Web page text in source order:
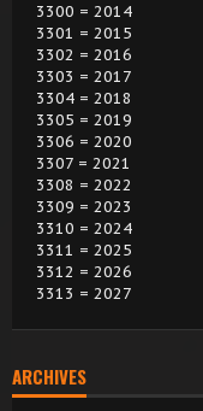
3300 = 2014
3301 = 2015
3302 = 2016
3303 = 2017
3304 = 2018
3305 = 2019
3306 = 2020
3307 = 2021
3308 = 2022
3309 = 2023
3310 = 2024
3311 = 2025
3312 = 2026
3313 = 2027
ARCHIVES